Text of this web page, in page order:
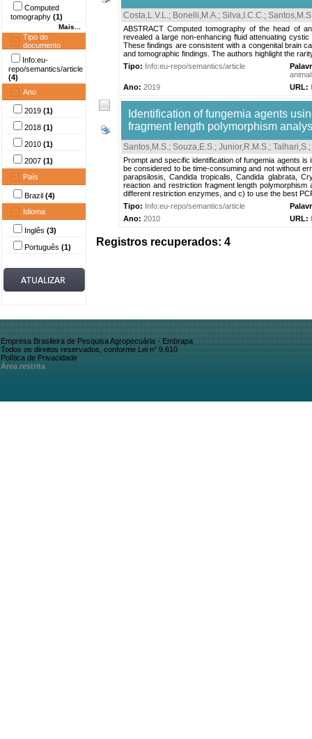
Computed
tomography (1)
Mais...
Tipo do
documento
Info:eu-
repo/semantics/article
(4)
Ano
2019 (1)
2018 (1)
2010 (1)
2007 (1)
País
Brazil (4)
Idioma
Inglês (3)
Português (1)
Costa,L.V.L.; Bonelli,M.A.; Silva,I.C.C.;
ABSTRACT Computed tomography of the head of
revealed a large non-enhancing fluid attenuating
These findings are consistent with a congenital brain
and tomographic findings. The authors highlight the
Tipo: Info:eu-repo/semantics/article
Ano: 2019 URL:
Identification of fungemia agents
fragment length polymorphism
Santos,M.S.; Souza,E.S.; Junior,R.M.S.; Talhari,S.;
Prompt and specific identification of fungemia agents
be considered to be time-consuming and not without
parapsilosis, Candida tropicalis, Candida glabrata,
reaction and restriction fragment length
different restriction enzymes, and c) to use the best
Tipo: Info:eu-repo/semantics/article
Ano: 2010 URL:
Registros recuperados: 4
Empresa Brasileira de Pesquisa Agropecuária - Embrapa
Todos os direitos reservados, conforme Lei n° 9.610
Política de Privacidade
Área restrita